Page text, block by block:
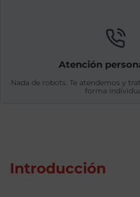
Atención
Nada de robots. Te atendemos y
forma
Introducción